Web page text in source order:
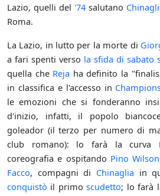
Lazio, quelli del '74salutano
Roma.
La Lazio, in lutto per la morte di
a fari spenti verso la sfida di sabato
quella che Reja ha definito la
in classifica e l'accesso in
le emozioni che si fonderanno
d'inizio, infatti, il popolo
goleador (il terzo per numero di
club romano): lo farà la curva
coreografia e ospitando Pino Wilson
Facco, compagni di Chinaglia in
conquistò il primoscudetto; lo farà